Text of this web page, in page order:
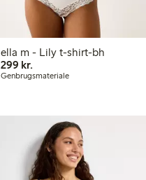
ella m - Lily t-shirt-bh
299 kr.
Genbrugsmateriale